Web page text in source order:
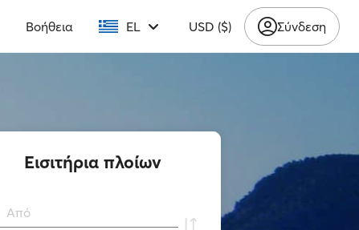
Βοήθεια EL USD ($) Σύνδεση
Εισιτήρια πλοίων
Από